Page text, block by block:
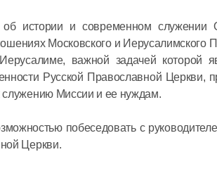
об истории и современном служении
Московского и Иерусалимского
важной задачей которой
Русской Православной
служению Миссии и ее нуждам.
побеседовать с
Церкви.
08 июля